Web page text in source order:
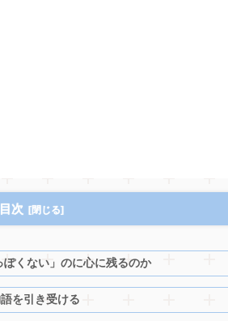
次
くない」のに心に残るのか
を引き受ける